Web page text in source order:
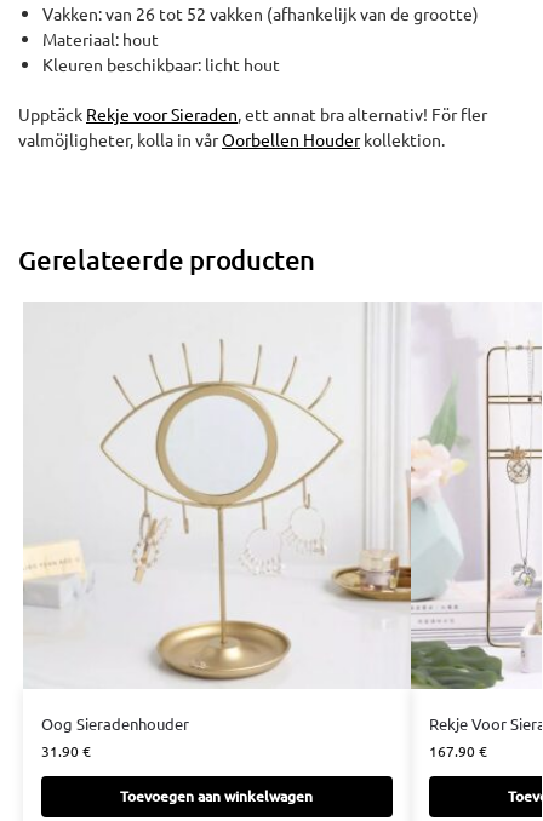
Vakken: van 26 tot 52 vakken (afhankelijk van de grootte)
Materiaal: hout
Kleuren beschikbaar: licht hout
Upptäck Rekje voor Sieraden, ett annat bra alternativ! För fler
valmöjligheter, kolla in vårOorbellen Houderkollektion.
Gerelateerde producten
Oog Sieradenhouder
31.90€
Toevoegen aan winkelwagen
Rekje Voor
167.90€